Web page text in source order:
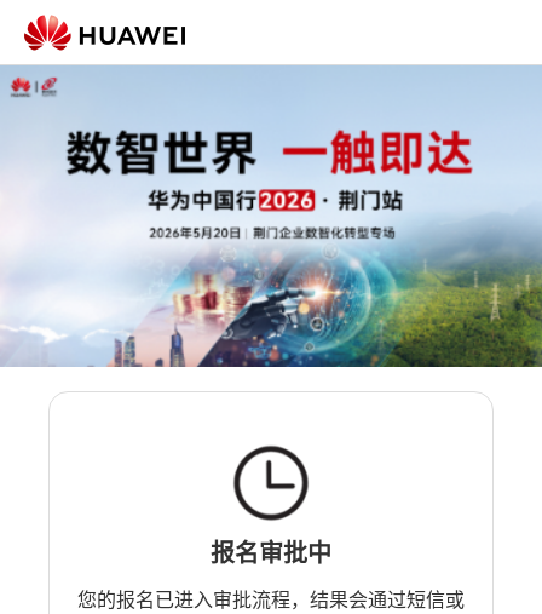
报名审批中
您的报名已进入审批流程，结果会通过短信或